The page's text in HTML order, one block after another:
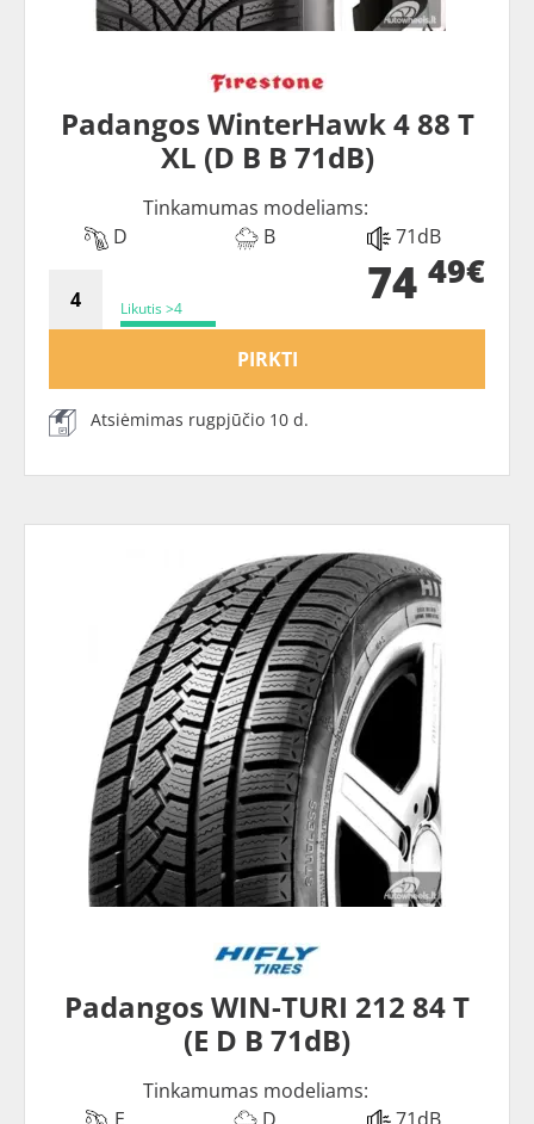
Padangos WinterHawk 4 88 T
XL (D B B 71dB)
Tinkamumas modeliams:
D
B 71dB
Likutis >4 74 49€
PIRKTI
Atsiėmimas rugpjūčio 10 d.
Padangos WIN-TURI 212 84 T
(E D B 71dB)
Tinkamumas modeliams: